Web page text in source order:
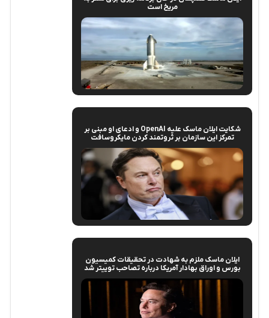
مریخ است
شکایت ایلان ماسک علیه OpenAI و ادعای او مبنی بر
تمرکز این سازمان بر ثروتمند کردن مایکروسافت
ایلان ماسک ملزم به شهادت در تحقیقات کمیسیون
بورس و اوراق بهادار آمریکا درباره تصاحب توییتر شد